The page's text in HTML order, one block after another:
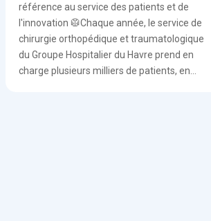
référence au service des patients et de
l'innovation 🥼Chaque année, le service de
chirurgie orthopédique et traumatologique
du Groupe Hospitalier du Havre prend en
charge plusieurs milliers de patients, en...